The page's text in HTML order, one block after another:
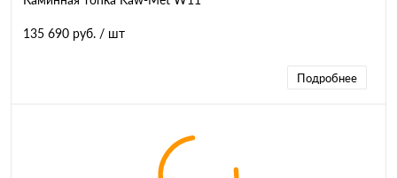
135 690 руб. / шт
Подробнее